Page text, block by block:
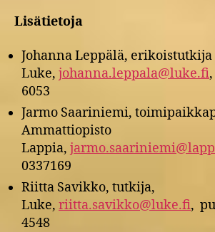
Lisätietoja
Johanna Leppälä, erikoistutkija
Luke, johanna.leppala@luke.fi
6053
Jarmo Saariniemi,
Ammattiopisto
Lappia,
0337169
Riitta Savikko, tutkija,
Luke, riitta.savikko@luke.fi,
4548